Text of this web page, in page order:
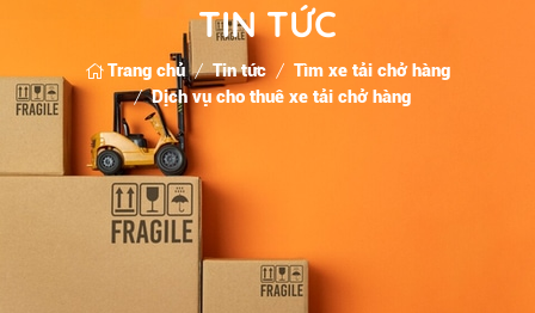
TIN TỨC
Trang chủ Tin tức
Tìm xe tải chở hàng
Dịch vụ cho thuê xe tải chở hàng